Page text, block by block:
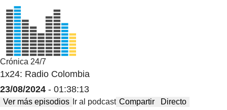
Crónica 24/7
1x24: Radio Colombia
23/08/2024 - 01:38:13
Ver más episodios Ir al podcast Compartir Directo